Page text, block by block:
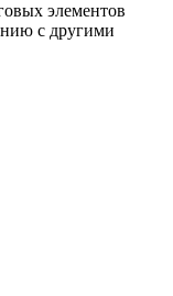
элементов
с другими